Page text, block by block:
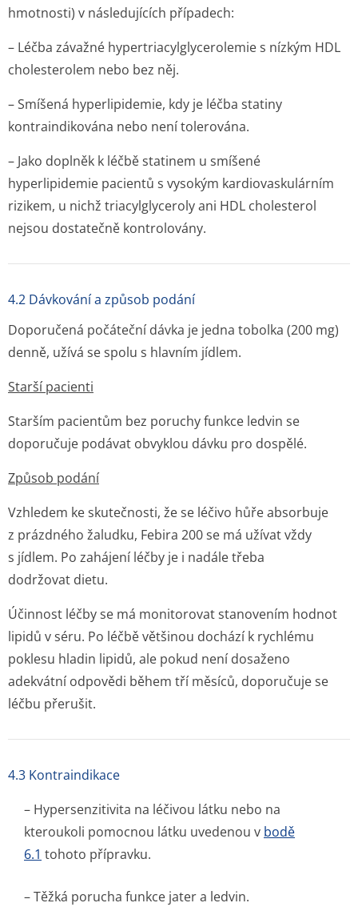
hmotnosti) v následujících případech:
– Léčba závažné hypertriacylgly­cerolemie s nízkým HDL
cholesterolem nebo bez něj.
– Smíšená hyperlipidemie, kdy je léčba statiny
kontraindikována nebo není tolerována.
– Jako doplněk k léčbě statinem u smíšené
hyperlipidemie pacientů s vysokým kardiovaskulárním
rizikem, u nichž triacylglyceroly ani HDL cholesterol
nejsou dostatečně kontrolovány.
4.2 Dávkování a způsob podání
Doporučená počáteční dávka je jedna tobolka (200 mg)
denně, užívá se spolu s hlavním jídlem.
Starší pacienti
Starším pacientům bez poruchy funkce ledvin se
doporučuje podávat obvyklou dávku pro dospělé.
Způsob podání
Vzhledem ke skutečnosti, že se léčivo hůře absorbuje
z prázdného žaludku, Febira 200 se má užívat vždy
s jídlem. Po zahájení léčby je i nadále třeba
dodržovat dietu.
Účinnost léčby se má monitorovat stanovením hodnot
lipidů v séru. Po léčbě většinou dochází k rychlému
poklesu hladin lipidů, ale pokud není dosaženo
adekvátní odpovědi během tří měsíců, doporučuje se
léčbu přerušit.
4.3 Kontraindikace
– Hypersenzitivita na léčivou látku nebo na
kteroukoli pomocnou látku uvedenou v bodě
6.1 tohoto přípravku.
– Těžká porucha funkce jater a ledvin.